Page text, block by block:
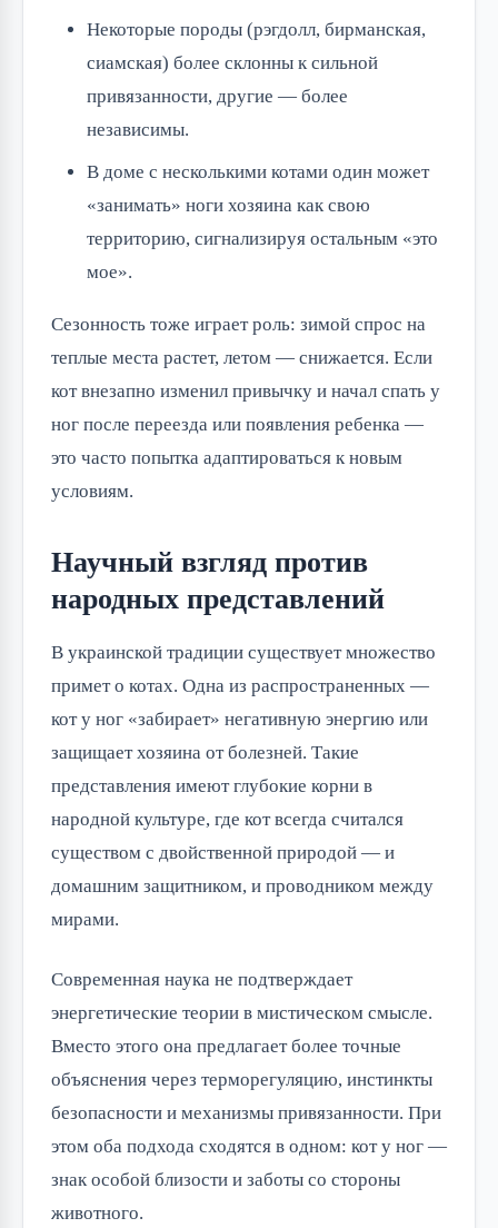
Некоторые породы (рэгдолл, бирманская,
сиамская) более склонны к сильной
привязанности, другие — более
независимы.
В доме с несколькими котами один может
«занимать» ноги хозяина как свою
территорию, сигнализируя остальным «это
мое».
Сезонность тоже играет роль: зимой спрос на
теплые места растет, летом — снижается. Если
кот внезапно изменил привычку и начал спать у
ног после переезда или появления ребенка —
это часто попытка адаптироваться к новым
условиям.
Научный взгляд против
народных представлений
В украинской традиции существует множество
примет о котах. Одна из распространенных —
кот у ног «забирает» негативную энергию или
защищает хозяина от болезней. Такие
представления имеют глубокие корни в
народной культуре, где кот всегда считался
существом с двойственной природой — и
домашним защитником, и проводником между
мирами.
Современная наука не подтверждает
энергетические теории в мистическом смысле.
Вместо этого она предлагает более точные
объяснения через терморегуляцию, инстинкты
безопасности и механизмы привязанности. При
этом оба подхода сходятся в одном: кот у ног —
знак особой близости и заботы со стороны
животного.